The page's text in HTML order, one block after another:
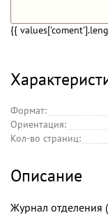
{{
Формат:
Ориентация:
Кол-во страниц:
Описание
Журнал